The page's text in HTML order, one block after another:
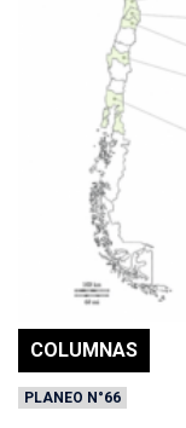
COLUMNAS
PLANEO N°66